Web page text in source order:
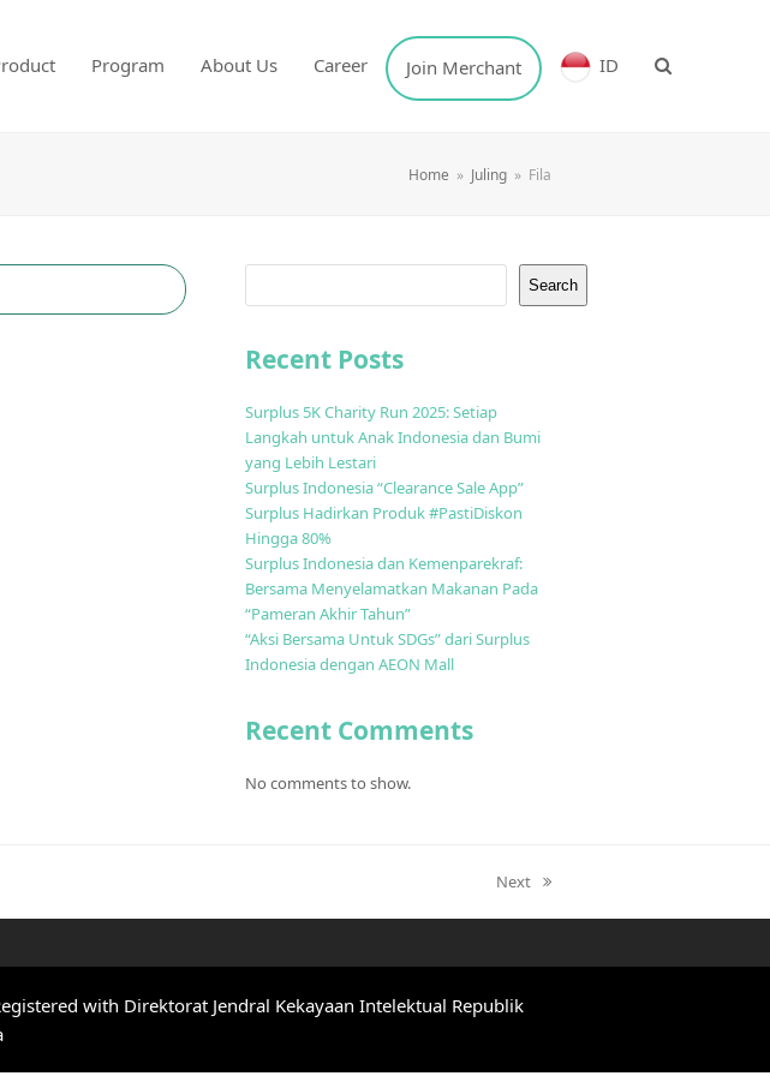
Program About Us Career Join Merchant ID
Home » Juling » Fila
Search
Recent Posts
Surplus 5K Charity Run 2025: Setiap
Langkah untuk Anak Indonesia dan Bumi
yang Lebih Lestari
Surplus Indonesia “Clearance Sale App”
Surplus Hadirkan Produk #PastiDiskon
Hingga 80%
Surplus Indonesia dan Kemenparekraf:
Bersama Menyelamatkan Makanan Pada
“Pameran Akhir Tahun”
“Aksi Bersama Untuk SDGs” dari Surplus
Indonesia dengan AEON Mall
Recent Comments
No comments to show.
next
post:
Next
with Direktorat Jendral Kekayaan Intelektual Republik